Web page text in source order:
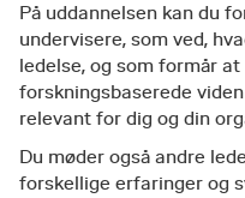
På uddannelsen kan du
undervisere, som ved,
ledelse, og som formår
forskningsbaserede
relevant for dig og din
Du møder også andre
forskellige erfaringer og